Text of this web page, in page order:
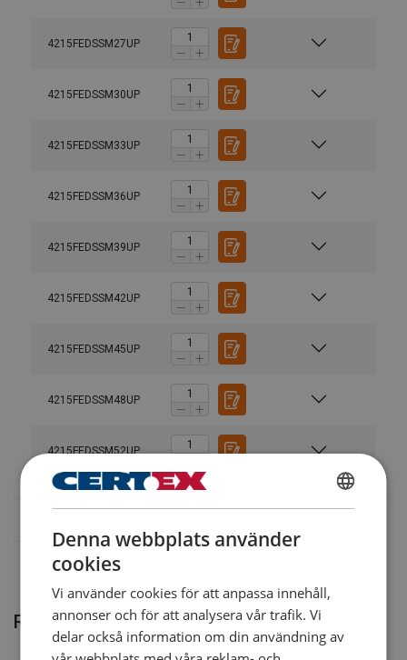
4215FEDSSM27UP
4215FEDSSM30UP
4215FEDSSM33UP
4215FEDSSM36UP
4215FEDSSM39UP
4215FEDSSM42UP
4215FEDSSM45UP
4215FEDSSM48UP
4215FEDSSM52UP
Arbetstemperatur:
med undantag för klass/WLL (maxlast).
Bruksanvisning
Codipro-Swivel-Lifting-Rings-Instruction-Manual-ML-
DoC-ML-202509.pdf
Relaterade produkter
SWEDISH
ENGLISH TRANSLATION
Denna webbplats använder
cookies
Vi använder cookies för att anpassa innehåll,
annonser och för att analysera vår trafik. Vi
delar också information om din användning av